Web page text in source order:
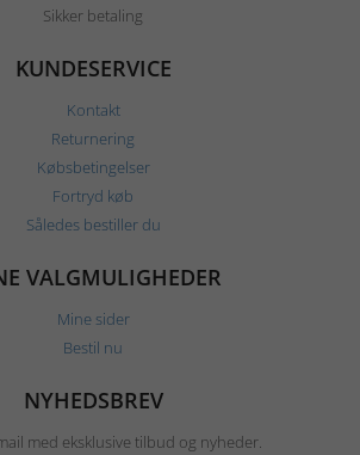
Sikker betaling
KUNDESERVICE
Kontakt
Returnering
Købsbetingelser
Fortryd køb
Således bestiller du
VALGMULIGHEDER
Mine sider
Bestil nu
NYHEDSBREV
med eksklusive tilbud og nyheder.